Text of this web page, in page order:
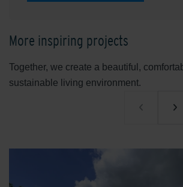
More inspiring projects
Together, we create a beautiful,
sustainable living environment.